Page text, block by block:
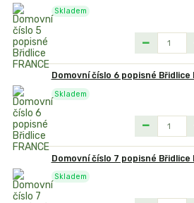
Skladem
Domovní číslo 6 popisné Břidlice
Skladem
Domovní číslo 7 popisné Břidlice
Skladem